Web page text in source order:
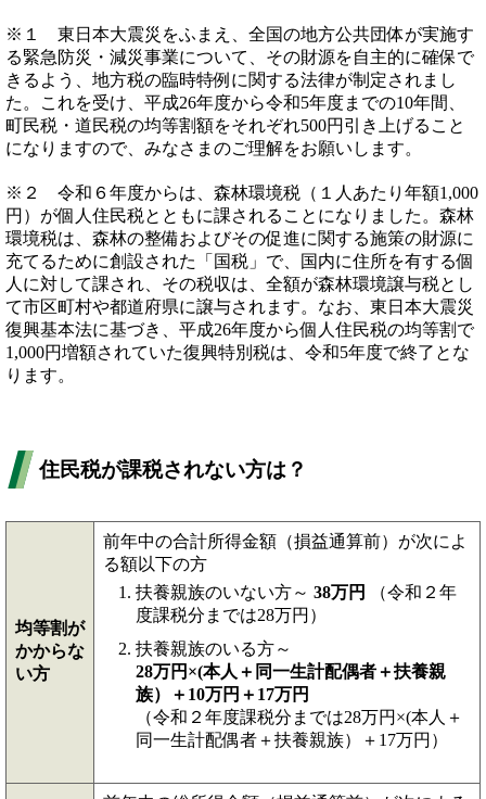
※１ 東日本大震災をふまえ、全国の地方公共団体が実施す
る緊急防災・減災事業について、その財源を自主的に確保で
きるよう、地方税の臨時特例に関する法律が制定されまし
た。これを受け、平成26年度から令和5年度までの10年間、
町民税・道民税の均等割額をそれぞれ500円引き上げること
になりますので、みなさまのご理解をお願いします。
※２ 令和６年度からは、森林環境税（１人あたり年額1,000
円）が個人住民税とともに課されることになりました。森林
環境税は、森林の整備およびその促進に関する施策の財源に
充てるために創設された「国税」で、国内に住所を有する個
人に対して課され、​その税収は、全額が森林環境譲与税とし
て市区町村や都道府県に譲与されます。なお、東日本大震災
復興基本法に基づき、平成26年度から個人住民税の均等割で
1,000円増額されていた復興特別税は、令和5年度で終了とな
ります。
住民税が課税されない方は？
均等割が
かからな
い方
前年中の合計所得金額（損益通算前）が次によ
る額以下の方
扶養親族のいない方～ 38万円
（令和２年
度課税分までは28万円）
扶養親族のいる方～
28万円×(本人＋同一生計配偶者＋扶養親
族）＋10万円＋17万円
（令和２年度課税分までは28万円×(本人＋
同一生計配偶者＋扶養親族）＋17万円）